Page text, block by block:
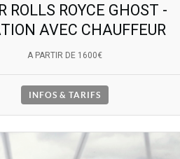
ROLLS ROYCE GHOST -
AVEC CHAUFFEUR
A PARTIR DE 1600€
INFOS & TARIFS